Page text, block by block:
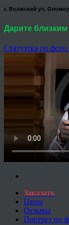
г. Волжский ул.
Дарите
Статуэтка по
Заказать
Цены
Отзывы
Портрет по